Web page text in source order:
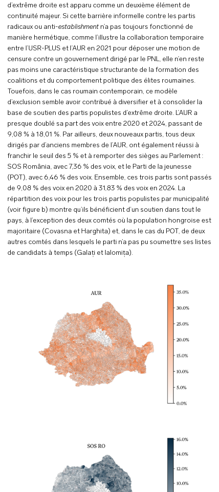
d’extrême droite est apparu comme un deuxième élément de
continuité majeur. Si cette barrière informelle contre les partis
radicaux ou anti-establishment n’a pas toujours fonctionné de
manière hermétique, comme l’illustre la collaboration temporaire
entre l’USR-PLUS et l’AUR en 2021 pour déposer une motion de
censure contre un gouvernement dirigé par le PNL, elle n’en reste
pas moins une caractéristique structurante de la formation des
coalitions et du comportement politique des élites roumaines.
Touefois, dans le cas roumain contemporain, ce modèle
d’exclusion semble avoir contribué à diversifier et à consolider la
base de soutien des partis populistes d’extrême droite. L’AUR a
presque doublé sa part des voix entre 2020 et 2024, passant de
9,08 % à 18,01 %. Par ailleurs, deux nouveaux partis, tous deux
dirigés par d’anciens membres de l’AUR, ont également réussi à
franchir le seuil des 5 % et à remporter des sièges au Parlement :
SOS România, avec 7,36 % des voix, et le Parti de la jeunesse
(POT), avec 6,46 % des voix. Ensemble, ces trois partis sont passés
de 9,08 % des voix en 2020 à 31,83 % des voix en 2024. La
répartition des voix pour les trois partis populistes par municipalité
(voir figure b) montre qu’ils bénéficient d’un soutien dans tout le
pays, à l’exception des deux comtés où la population hongroise est
majoritaire (Covasna et Harghita) et, dans le cas du POT, de deux
autres comtés dans lesquels le parti n’a pas pu soumettre ses listes
de candidats à temps (Galați et Ialomița).